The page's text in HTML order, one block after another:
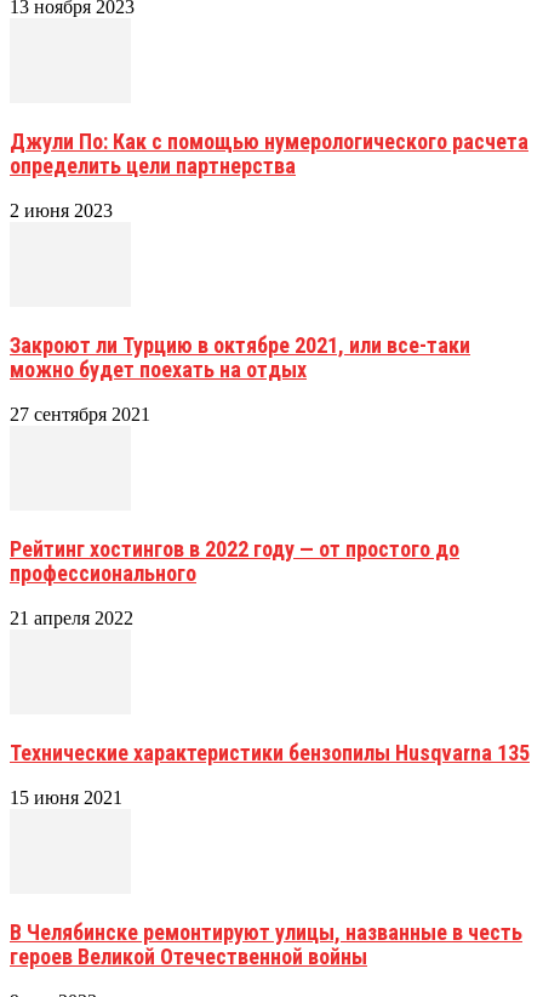
13 ноября 2023
Джули По: Как с помощью нумерологического расчета
определить цели партнерства
2 июня 2023
Закроют ли Турцию в октябре 2021, или все-таки
можно будет поехать на отдых
27 сентября 2021
Рейтинг хостингов в 2022 году — от простого до
профессионального
21 апреля 2022
Технические характеристики бензопилы Husqvarna 135
15 июня 2021
В Челябинске ремонтируют улицы, названные в честь
героев Великой Отечественной войны